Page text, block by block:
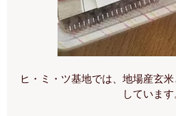
ヒ・ミ・ツ基地では、地場産玄
しています